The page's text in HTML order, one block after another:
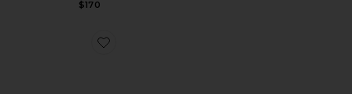
$170
Favorite ОБУВЬ TOKIO